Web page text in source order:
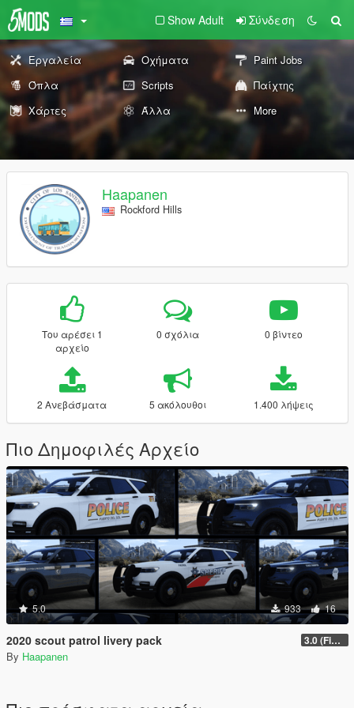
Show Adult Σύνδεση
Εργαλεία Οχήματα
Paint Jobs
Όπλα
Scripts
Παίχτης
Χάρτες
Άλλα More
Haapanen
Rockford Hills
Του αρέσει 1
αρχείο
0 σχόλια 0 βίντεο
2 Ανεβάσματα 5 ακόλουθοι 1.400 λήψεις
Πιο Δημοφιλές Αρχείο
5.0 933 16
2020 scout patrol livery pack 3.0 (Final)
By Haapanen